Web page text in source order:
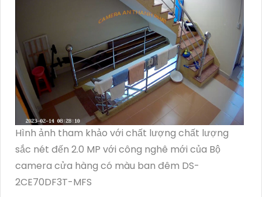
Hình ảnh tham khảo với chất lượng chất lượng
sắc nét đến 2.0 MP với công nghê mới của Bộ
camera cửa hàng có màu ban đêm DS-
2CE70DF3T-MFS